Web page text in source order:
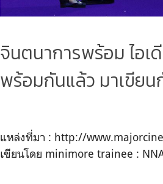
จินตนาการพร้อม ไอเ
พร้อมกันแล้ว มาเขียน
แหล่งที่มา : http://
เขียนโดย minimore trainee :